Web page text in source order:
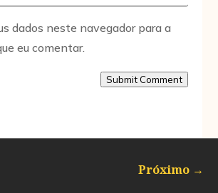
dados neste navegador para a
eu comentar.
Submit Comment
Próximo →